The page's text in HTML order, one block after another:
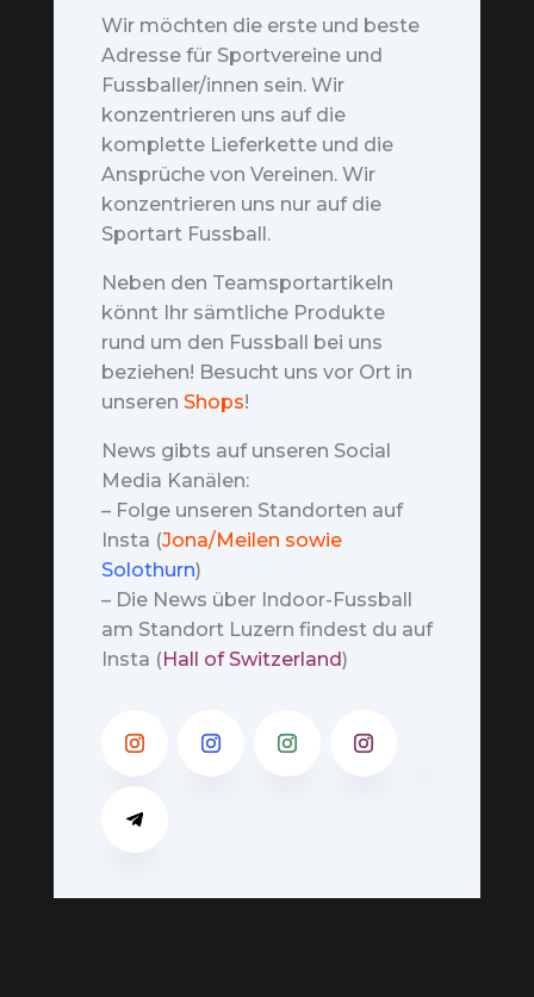
Wir möchten die erste und beste
Adresse für Sportvereine und
Fussballer/innen sein. Wir
konzentrieren uns auf die
komplette Lieferkette und die
Ansprüche von Vereinen. Wir
konzentrieren uns nur auf die
Sportart Fussball.
Neben den Teamsportartikeln
könnt Ihr sämtliche Produkte
rund um den Fussball bei uns
beziehen! Besucht uns vor Ort in
unseren Shops!
News gibts auf unseren Social
Media Kanälen:
– Folge unseren Standorten auf
Insta (Jona/Meilen sowie
Solothurn)
– Die News über Indoor-Fussball
am Standort Luzern findest du auf
Insta (Hall of Switzerland)